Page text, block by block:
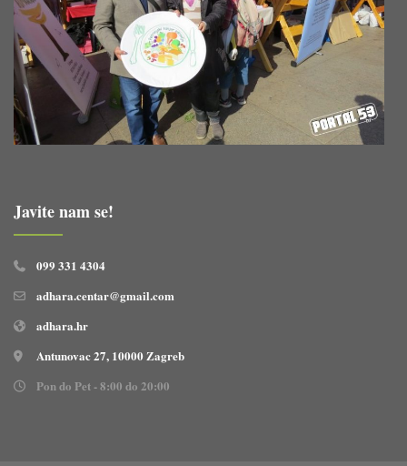
Javite nam se!
099 331 4304
adhara.centar@gmail.com
adhara.hr
Antunovac 27, 10000 Zagreb
Pon do Pet - 8:00 do 20:00